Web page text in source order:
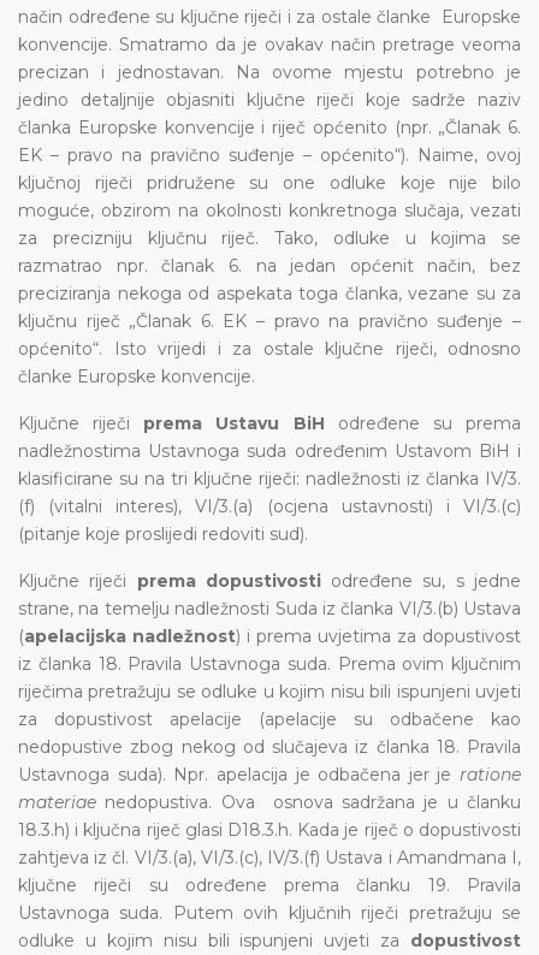
način određene su ključne riječi i za ostale članke Europske
konvencije. Smatramo da je ovakav način pretrage veoma
precizan i jednostavan. Na ovome mjestu potrebno je
jedino detaljnije objasniti ključne riječi koje sadrže naziv
članka Europske konvencije i riječ općenito (npr. „Članak 6.
EK – pravo na pravično suđenje – općenito“). Naime, ovoj
ključnoj riječi pridružene su one odluke koje nije bilo
moguće, obzirom na okolnosti konkretnoga slučaja, vezati
za precizniju ključnu riječ. Tako, odluke u kojima se
razmatrao npr. članak 6. na jedan općenit način, bez
preciziranja nekoga od aspekata toga članka, vezane su za
ključnu riječ „Članak 6. EK – pravo na pravično suđenje –
općenito“. Isto vrijedi i za ostale ključne riječi, odnosno
članke Europske konvencije.
Ključne riječi prema Ustavu BiH određene su prema
nadležnostima Ustavnoga suda određenim Ustavom BiH i
klasificirane su na tri ključne riječi: nadležnosti iz članka IV/3.
(f) (vitalni interes), VI/3.(a) (ocjena ustavnosti) i VI/3.(c)
(pitanje koje proslijedi redoviti sud).
Ključne riječi prema dopustivostiodređene su, s jedne
strane, na temelju nadležnosti Suda iz članka VI/3.(b) Ustava
(apelacijska nadležnost) i prema uvjetima za dopustivost
iz članka 18. Pravila Ustavnoga suda. Prema ovim ključnim
riječima pretražuju se odluke u kojim nisu bili ispunjeni uvjeti
za dopustivost apelacije (apelacije su odbačene kao
nedopustive zbog nekog od slučajeva iz članka 18. Pravila
Ustavnoga suda). Npr. apelacija je odbačena jer je ratione
materiae nedopustiva. Ova osnova sadržana je u članku
18.3.h) i ključna riječ glasi D18.3.h. Kada je riječ o dopustivosti
zahtjeva iz čl. VI/3.(a), VI/3.(c), IV/3.(f) Ustava i Amandmana I,
ključne riječi su određene prema članku 19. Pravila
Ustavnoga suda. Putem ovih ključnih riječi pretražuju se
odluke u kojim nisu bili ispunjeni uvjeti za dopustivost